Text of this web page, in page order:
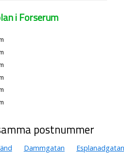
i Forserum
postnummer
Dammgatan
Esplanadgatan